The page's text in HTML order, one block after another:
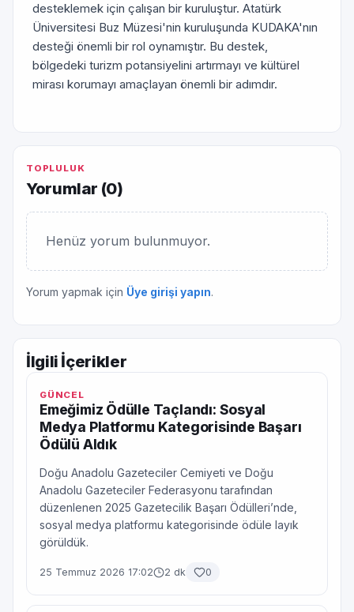
desteklemek için çalışan bir kuruluştur. Atatürk
Üniversitesi Buz Müzesi'nin kuruluşunda KUDAKA'nın
desteği önemli bir rol oynamıştır. Bu destek,
bölgedeki turizm potansiyelini artırmayı ve kültürel
mirası korumayı amaçlayan önemli bir adımdır.
TOPLULUK
Yorumlar (0)
Henüz yorum bulunmuyor.
Yorum yapmak için Üye girişi yapın.
İlgili İçerikler
GÜNCEL
Emeğimiz Ödülle Taçlandı: Sosyal
Medya Platformu Kategorisinde Başarı
Ödülü Aldık
Doğu Anadolu Gazeteciler Cemiyeti ve Doğu
Anadolu Gazeteciler Federasyonu tarafından
düzenlenen 2025 Gazetecilik Başarı Ödülleri’nde,
sosyal medya platformu kategorisinde ödüle layık
görüldük.
25 Temmuz 2026 17:02 2 dk 0